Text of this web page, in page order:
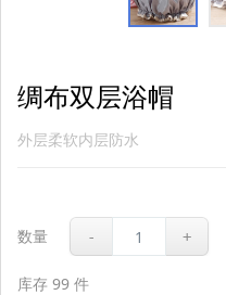
绸布双层浴帽
外层柔软内层防水
数量 - +
库存 99 件